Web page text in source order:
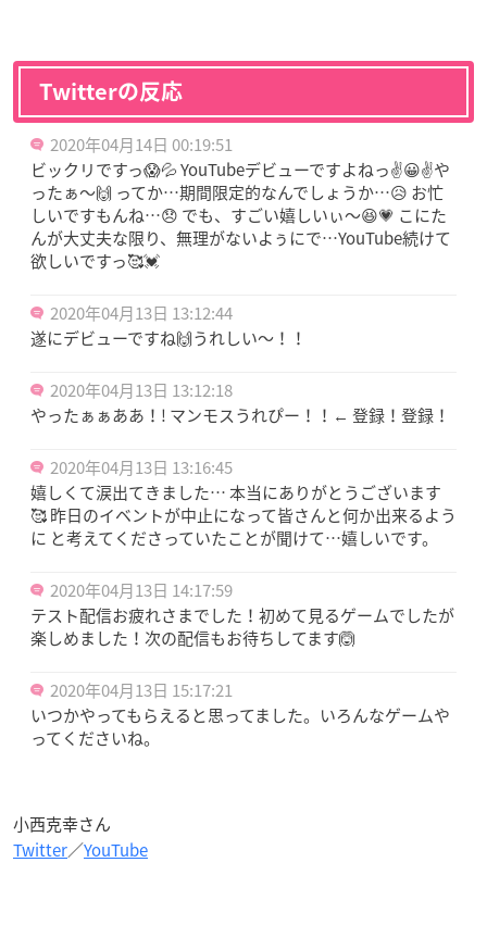
Twitterの反応
2020年04月14日 00:19:51
ビックリですっ😱💦 YouTubeデビューですよねっ✌😀✌や
ったぁ～🙌 ってか…期間限定的なんでしょうか…😥 お忙
しいですもんね…😞 でも、すごい嬉しいぃ～😆💗 こにた
んが大丈夫な限り、無理がないよぅにで…YouTube続けて
欲しいですっ🥰💓
2020年04月13日 13:12:44
遂にデビューですね🙌うれしい〜！！
2020年04月13日 13:12:18
やったぁぁああ！! マンモスうれぴー！！← 登録！登録！
2020年04月13日 13:16:45
嬉しくて涙出てきました… 本当にありがとうございます
🥰 昨日のイベントが中止になって皆さんと何か出来るよう
に と考えてくださっていたことが聞けて…嬉しいです。
2020年04月13日 14:17:59
テスト配信お疲れさまでした！初めて見るゲームでしたが
楽しめました！次の配信もお待ちしてます🙆
2020年04月13日 15:17:21
いつかやってもらえると思ってました。いろんなゲームや
ってくださいね。
小西克幸さん
Twitter／YouTube